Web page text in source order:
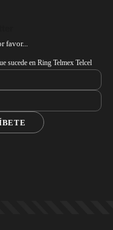
favor...
sucede en Ring Telmex Telcel